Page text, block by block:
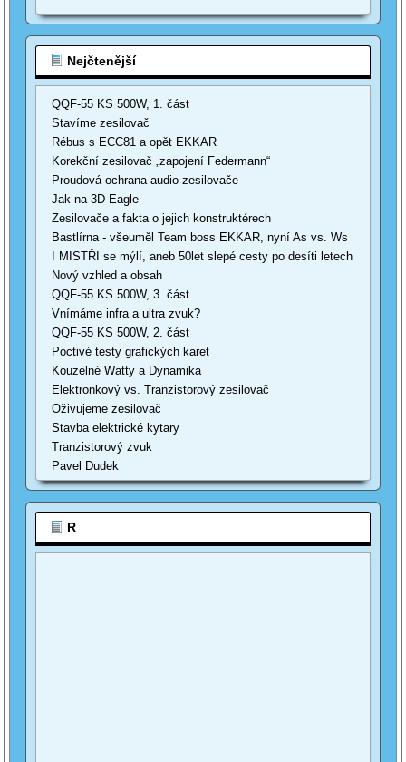
Nejčtenější
QQF-55 KS 500W, 1. část
Stavíme zesilovač
Rébus s ECC81 a opět EKKAR
Korekční zesilovač „zapojení Federmann“
Proudová ochrana audio zesilovače
Jak na 3D Eagle
Zesilovače a fakta o jejich konstruktérech
Bastlírna - všeuměl Team boss EKKAR, nyní As vs. Ws
I MISTŘI se mýlí, aneb 50let slepé cesty po desíti letech
Nový vzhled a obsah
QQF-55 KS 500W, 3. část
Vnímáme infra a ultra zvuk?
QQF-55 KS 500W, 2. část
Poctivé testy grafických karet
Kouzelné Watty a Dynamika
Elektronkový vs. Tranzistorový zesilovač
Oživujeme zesilovač
Stavba elektrické kytary
Tranzistorový zvuk
Pavel Dudek
R